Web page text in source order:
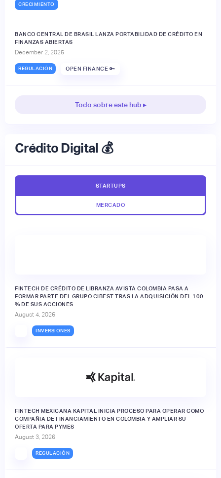
CRECIMIENTO
BANCO CENTRAL DE BRASIL LANZA PORTABILIDAD DE CRÉDITO EN
FINANZAS ABIERTAS
December 2, 2025
REGULACIÓN OPEN FINANCE 🔑
Todo sobre este hub ▸
Crédito Digital 💰
STARTUPS
MERCADO
FINTECH DE CRÉDITO DE LIBRANZA AVISTA COLOMBIA PASA A
FORMAR PARTE DEL GRUPO CIBEST TRAS LA ADQUISICIÓN DEL 100
% DE SUS ACCIONES
August 4, 2026
INVERSIONES
FINTECH MEXICANA KAPITAL INICIA PROCESO PARA OPERAR COMO
COMPAÑÍA DE FINANCIAMIENTO EN COLOMBIA Y AMPLIAR SU
OFERTA PARA PYMES
August 3, 2026
REGULACIÓN